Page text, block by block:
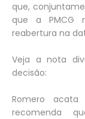
que,
que a PMCG
reabertura na
Veja a nota
decisão:
Romero acata
recomenda